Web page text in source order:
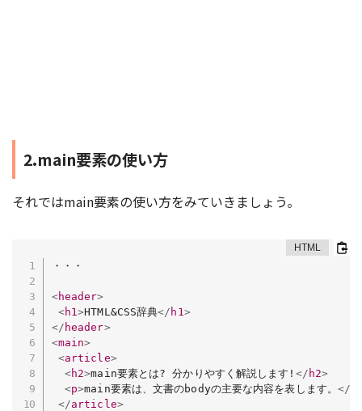
2.main要素の使い方
それではmain要素の使い方をみていきましょう。
・・・
<header>
<h1>HTML&CSS辞典</ h1 >
</ header>
<main>
<article>
<h2>main要素とは? 分かりやすく解説します! </ h2>
<p>main要素は、文書のbodyの主要な内容を表します。 </
</article>